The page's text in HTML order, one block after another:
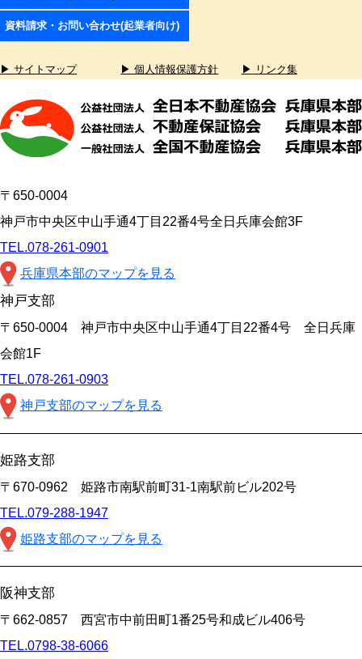
資料請求・お問い合わせ(起業者向け)
▶ サイトマップ ▶ 個人情報保護方針 ▶ リンク集
〒650-0004
神戸市中央区中山手通4丁目22番4号全日兵庫会館3F
TEL.078-261-0901
兵庫県本部のマップを見る
神戸支部
〒650-0004 神戸市中央区中山手通4丁目22番4号 全日兵庫
会館1F
TEL.078-261-0903
神戸支部のマップを見る
姫路支部
〒670-0962 姫路市南駅前町31-1南駅前ビル202号
TEL.079-288-1947
姫路支部のマップを見る
阪神支部
〒662-0857 西宮市中前田町1番25号和成ビル406号
TEL.0798-38-6066